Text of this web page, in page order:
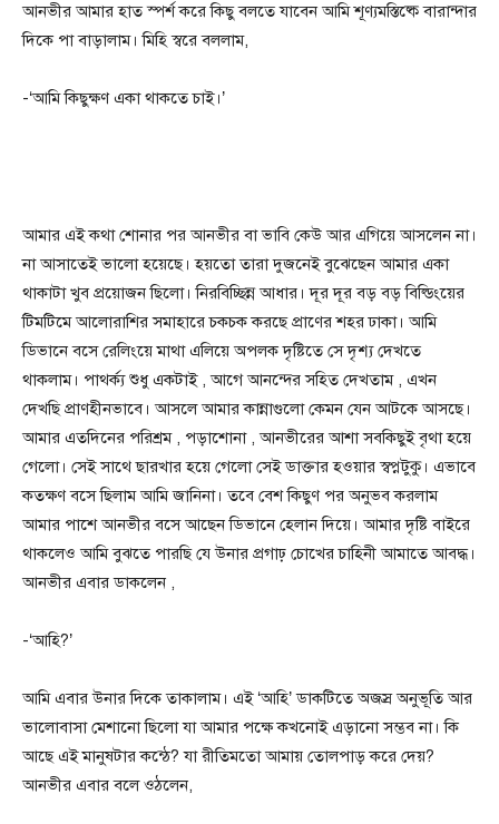
আনভীর আমার হাত স্পর্শ করে কিছু বলতে যাবেন আমি শূণ্যমস্তিষ্কে বারান্দার
দিকে পা বাড়ালাম। মিহি স্বরে বললাম,
-‘আমি কিছুক্ষণ একা থাকতে চাই।’
আমার এই কথা শোনার পর আনভীর বা ভাবি কেউ আর এগিয়ে আসলেন না।
না আসাতেই ভালো হয়েছে। হয়তো তারা দুজনেই বুঝেছেন আমার একা
থাকাটা খুব প্রয়োজন ছিলো। নিরবিচ্ছিন্ন আধার। দূর দূর বড় বড় বিল্ডিংয়ের
টিমটিমে আলোরাশির সমাহারে চকচক করছে প্রাণের শহর ঢাকা। আমি
ডিভানে বসে রেলিংয়ে মাথা এলিয়ে অপলক দৃষ্টিতে সে দৃশ্য দেখতে
থাকলাম। পাথর্ক্য শুধু একটাই , আগে আনন্দের সহিত দেখতাম , এখন
দেখছি প্রাণহীনভাবে। আসলে আমার কান্নাগুলো কেমন যেন আটকে আসছে।
আমার এতদিনের পরিশ্রম , পড়াশোনা , আনভীরের আশা সবকিছুই বৃথা হয়ে
গেলো। সেই সাথে ছারখার হয়ে গেলো সেই ডাক্তার হওয়ার স্বপ্নটুকু। এভাবে
কতক্ষণ বসে ছিলাম আমি জানিনা। তবে বেশ কিছুণ পর অনুভব করলাম
আমার পাশে আনভীর বসে আছেন ডিভানে হেলান দিয়ে। আমার দৃষ্টি বাইরে
থাকলেও আমি বুঝতে পারছি যে উনার প্রগাঢ় চোখের চাহিনী আমাতে আবদ্ধ।
আনভীর এবার ডাকলেন ,
-‘আহি?’
আমি এবার উনার দিকে তাকালাম। এই ‘আহি’ ডাকটিতে অজস্র অনুভূতি আর
ভালোবাসা মেশানো ছিলো যা আমার পক্ষে কখনোই এড়ানো সম্ভব না। কি
আছে এই মানুষটার কন্ঠে? যা রীতিমতো আমায় তোলপাড় করে দেয়?
আনভীর এবার বলে ওঠলেন,